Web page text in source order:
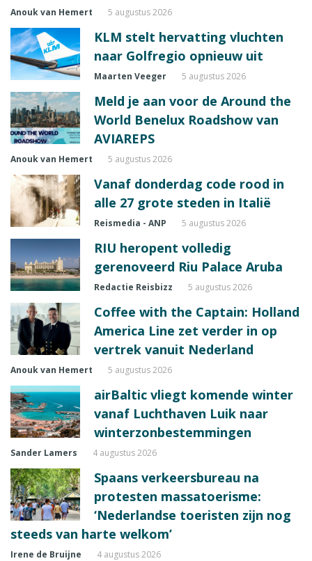
Anouk van Hemert 5 augustus 2026
KLM stelt hervatting vluchten
naar Golfregio opnieuw uit
Maarten Veeger 5 augustus 2026
Meld je aan voor de Around the
World Benelux Roadshow van
AVIAREPS
Anouk van Hemert 5 augustus 2026
Vanaf donderdag code rood in
alle 27 grote steden in Italië
Reismedia - ANP 5 augustus 2026
RIU heropent volledig
gerenoveerd Riu Palace Aruba
Redactie Reisbizz 5 augustus 2026
Coffee with the Captain: Holland
America Line zet verder in op
vertrek vanuit Nederland
Anouk van Hemert 5 augustus 2026
airBaltic vliegt komende winter
vanaf Luchthaven Luik naar
winterzonbestemmingen
Sander Lamers 4 augustus 2026
Spaans verkeersbureau na
protesten massatoerisme:
‘Nederlandse toeristen zijn nog
steeds van harte welkom’
Irene de Bruijne 4 augustus 2026